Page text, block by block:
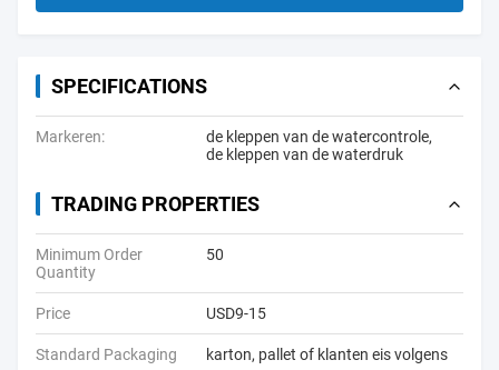
SPECIFICATIONS
Markeren: de kleppen van de watercontrole,
de kleppen van de waterdruk
TRADING PROPERTIES
Minimum Order
Quantity
50
Price USD9-15
Standard Packaging karton, pallet of klanten eis volgens